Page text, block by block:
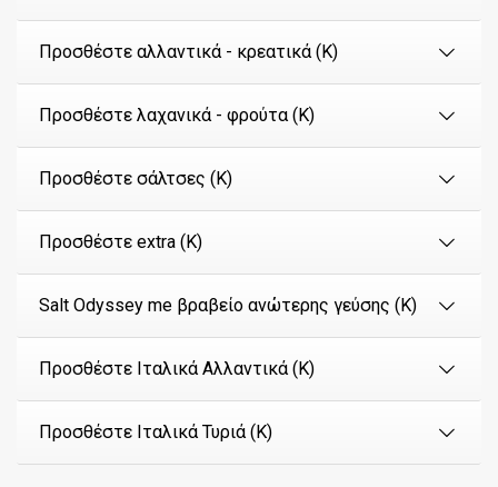
Προσθέστε αλλαντικά - κρεατικά (Κ)
Προσθέστε λαχανικά - φρούτα (Κ)
Προσθέστε σάλτσες (Κ)
Προσθέστε extra (Κ)
Salt Odyssey me βραβείο ανώτερης γεύσης (Κ)
Προσθέστε Ιταλικά Αλλαντικά (Κ)
Προσθέστε Ιταλικά Τυριά (Κ)